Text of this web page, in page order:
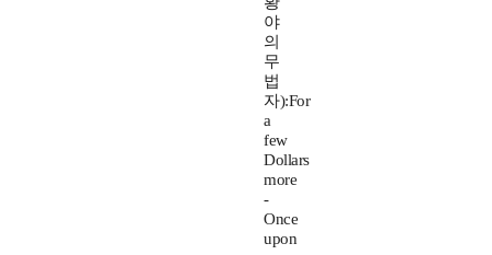
야
의
무
법
자):For
a
few
Dollars
more
-
Once
upon